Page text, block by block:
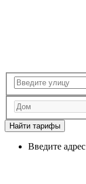
Найти тарифы
Введите адрес